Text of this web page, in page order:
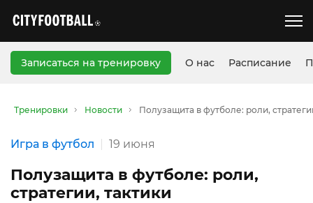
Записаться на тренировку О нас Расписание
Тренировки Новости Полузащита в футболе: роли,
Игра в футбол 19 июня
Полузащита в футболе: роли,
стратегии, тактики